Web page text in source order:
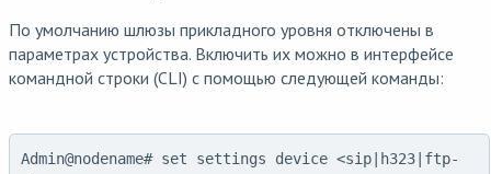
По умолчанию шлюзы прикладного уровня отключены в
параметрах устройства. Включить их можно в интерфейсе
командной строки (CLI) с помощью следующей команды:
Admin@nodename# set settings device <sip|h323|ftp-